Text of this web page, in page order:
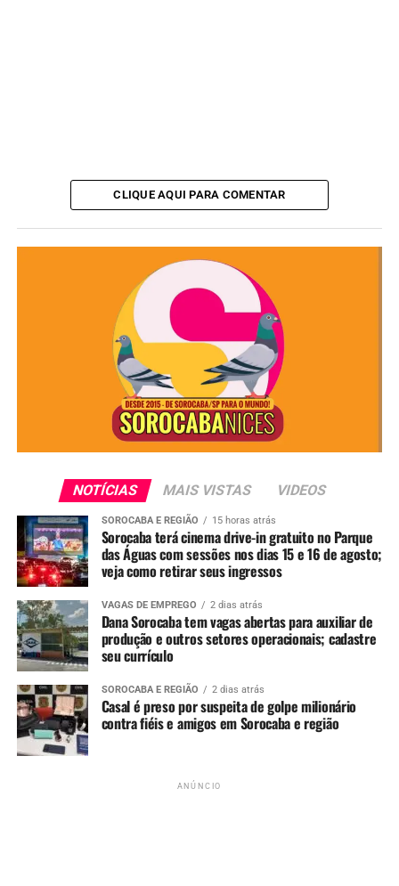
Redação
See Full Bio
TÓPICOS RELACIONADOS ACIDENTE AV. IPANEMA
MORTE
MOTO
UP NEXT
Sorocaba terá passeio gratuito de trem da Primavera; veja
como garantir ingressos
NÃO PERCA
ônibus no Terminal Santo Antônio em Sorocaba
CLIQUE AQUI PARA COMENTAR
NOTÍCIAS MAIS VISTAS VIDEOS
SOROCABA E REGIÃO 15 horas atrás
Sorocaba terá cinema drive-in gratuito no Parque
das Águas com sessões nos dias 15 e 16 de agosto;
veja como retirar seus ingressos
VAGAS DE EMPREGO 2 dias atrás
Dana Sorocaba tem vagas abertas para auxiliar de
produção e outros setores operacionais; cadastre
seu currículo
SOROCABA E REGIÃO 2 dias atrás
Casal é preso por suspeita de golpe milionário
contra fiéis e amigos em Sorocaba e região
ANÚNCIO